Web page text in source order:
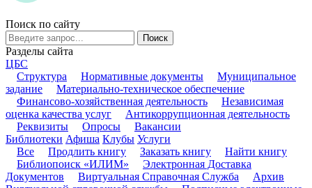
Поиск по сайту
Поиск
Разделы сайта
ЦБС
Структура
Нормативные документы
Муниципальное
задание
Материально-техническое обеспечение
Финансово-хозяйственная деятельность
Независимая
оценка качества услуг
Антикоррупционная деятельность
Реквизиты
Опросы
Вакансии
Библиотеки Афиша Клубы Услуги
Все
Продлить книгу Заказать книгу
Найти книгу
Библиопоиск «ИЛИМ»
Электронная Доставка
Документов
Виртуальная Справочная Служба
Архив